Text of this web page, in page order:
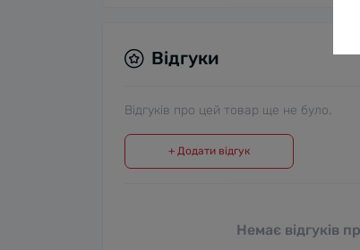
Відгуки
Відгуків про цей товар ще не було.
+ Додати відгук
Немає відгуків